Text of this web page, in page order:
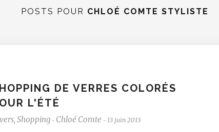
POSTS POUR CHLOÉ COMTE STYLISTE
DE VERRES COLORÉS
L'ÉTÉ
, Shopping - Chloé Comte - 13 juin 2013